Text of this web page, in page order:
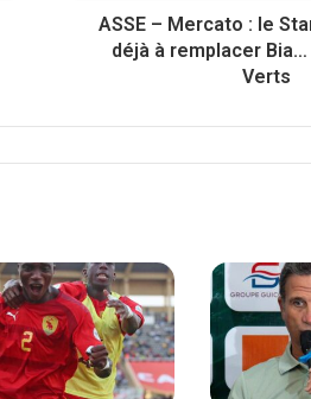
ASSE – Mercato : le
déjà à remplacer
Verts